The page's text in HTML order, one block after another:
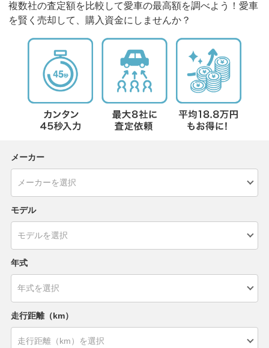
複数社の査定額を比較して愛車の最高額を調べよう！愛車
を賢く売却して、購入資金にしませんか？
メーカー
モデル
年式
走行距離（km）